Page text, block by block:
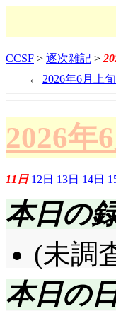
CCSF > 逐次雑記 >
2026年6月上旬
2026年
11日 12日 13日 14日
本日の
(未調
本日の